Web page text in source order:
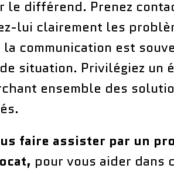
le différend. Prenez
lui clairement les
la communication est
situation. Privilégiez un
ensemble des
faire assister par un
pour vous aider dans